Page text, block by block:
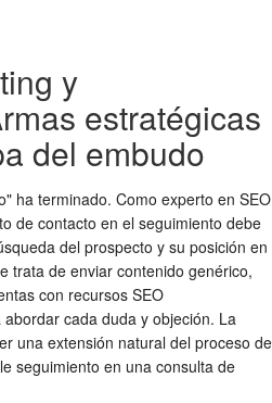
y
estratégicas
del embudo
ha terminado. Como experto en SEO
de contacto en el seguimiento debe
del prospecto y su posición en
trata de enviar contenido genérico,
con recursos SEO
cada duda y objeción. La
una extensión natural del proceso de
seguimiento en una consulta de